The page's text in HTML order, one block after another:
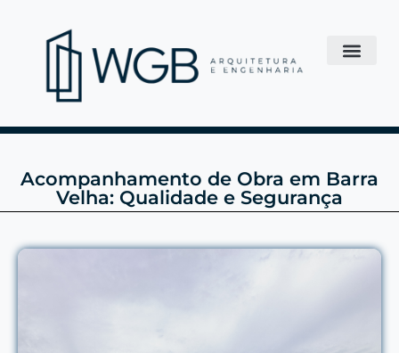
Acompanhamento de Obra em Barra
Velha: Qualidade e Segurança